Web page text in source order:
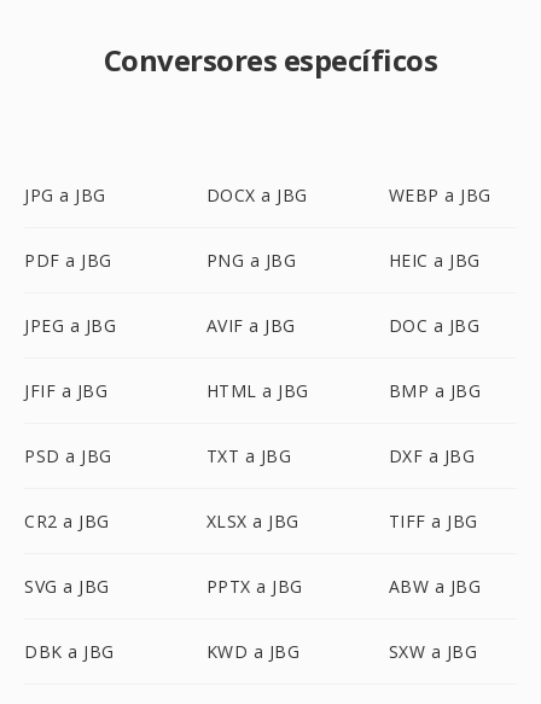
Conversores específicos
JPG a JBG DOCX a JBG WEBP a JBG
PDF a JBG PNG a JBG HEIC a JBG
JPEG a JBG AVIF a JBG DOC a JBG
JFIF a JBG HTML a JBG BMP a JBG
PSD a JBG TXT a JBG DXF a JBG
CR2 a JBG XLSX a JBG TIFF a JBG
SVG a JBG PPTX a JBG ABW a JBG
DBK a JBG KWD a JBG SXW a JBG